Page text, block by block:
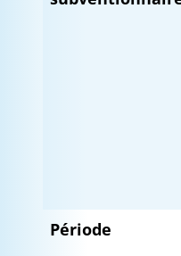
Période